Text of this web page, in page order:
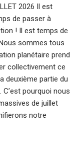
2026 Il est
de passer à
! Il est temps de
sommes tous
planétaire prend
collectivement ce
deuxième partie du
C’est pourquoi nous
de juillet
notre